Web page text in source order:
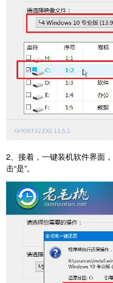
2、接着，一键装机软件界面
击“是”。